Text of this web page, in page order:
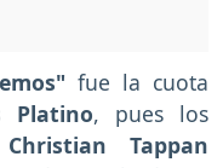
fue la cuota
Platino, pues los
Tappan